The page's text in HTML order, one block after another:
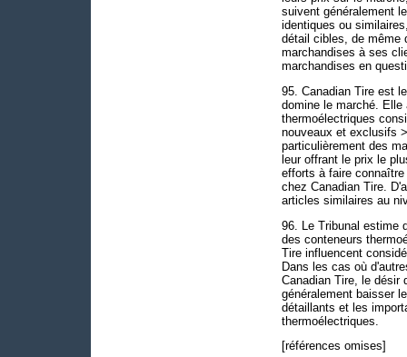
suivent généralement
identiques ou
détail cibles, de même
marchandises à ses
marchandises en
95. Canadian Tire est
domine le marché.
thermoélectriques
nouveaux et exclusifs
particulièrement des
leur offrant le prix le
efforts à faire
chez Canadian Tire.
articles similaires au
96. Le Tribunal estime
des conteneurs
Tire influencent
Dans les cas où
Canadian Tire, le désir
généralement baisser
détaillants et les
thermoélectriques.
[références omises]